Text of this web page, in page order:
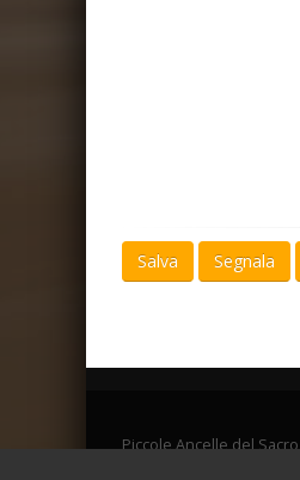
Salva Segnala
Piccole Ancelle del